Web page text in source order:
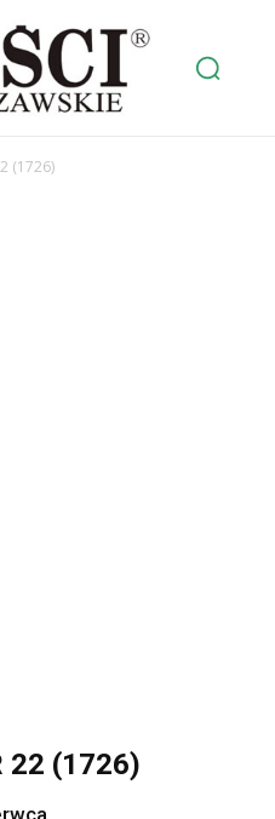
(1726)
22 (1726)